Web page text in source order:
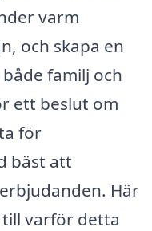
varm
och skapa en
familj och
ett beslut om
för
bäst att
Här
varför detta